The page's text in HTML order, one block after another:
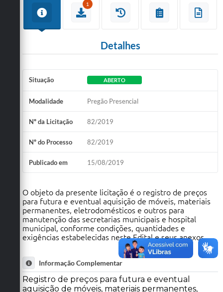
1
Detalhes
Situação ABERTO
Modalidade Pregão Presencial
Nº da Licitação 82/2019
Nº do Processo 82/2019
Publicado em 15/08/2019
O objeto da presente licitação é o registro de preços
para futura e eventual aquisição de móveis, materiais
permanentes, eletrodomésticos e outros para
manutenção das secretarias municipais e hospital
municipal, conforme condições, quantidades e
exigências estabelecidas neste Edital e seus anexos.
Informação Complementar
Registro de preços para futura e eventual
aquisição de móveis, materiais permanentes,